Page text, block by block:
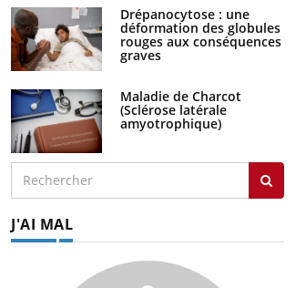
Comment oublier les écrans en
vacances ?
déformation des globules
rouges aux conséquences
graves
(Sclérose latérale
amyotrophique)